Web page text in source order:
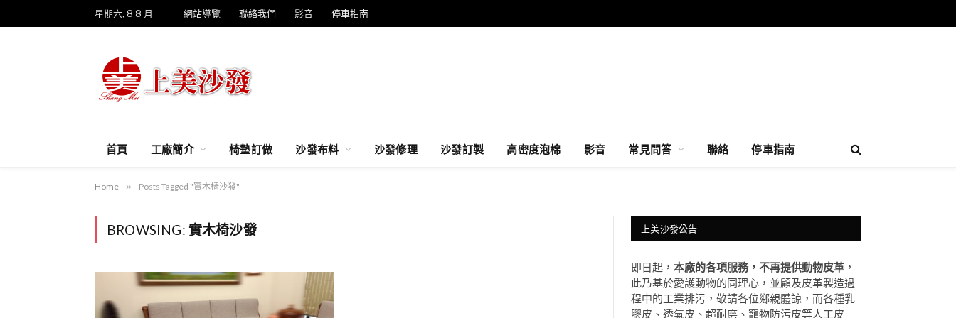
星期六, 8 8 月 網站導覽 聯絡我們 影音 停車指南
首頁 工廠簡介 椅墊訂做 沙發布料 沙發修理 沙發訂製 高密度泡棉 影音 常見問答 聯絡 停車指南
Home » Posts Tagged "實木椅沙發"
BROWSING: 實木椅沙發 上美沙發公告
即日起， 本廠的各項服務，不再提供動物皮革 ，
此乃基於愛護動物的同理心，並顧及皮革製造過
程中的工業排污，敬請各位鄉親體諒，而各種乳
膠皮、透氣皮、超耐磨、竉物防污皮等人工皮